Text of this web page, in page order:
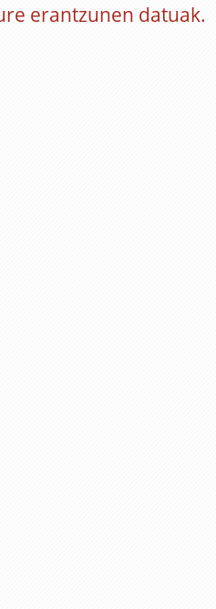
erantzunen datuak.